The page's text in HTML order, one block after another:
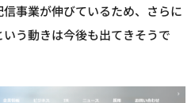
事業が伸びているため、さらに
う動きは今後も出てきそうで